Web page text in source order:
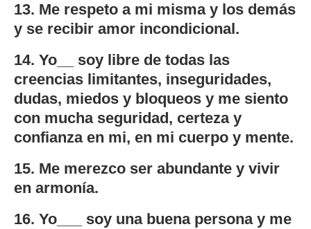
13. Me respeto a mi misma y los demás
y se recibir amor incondicional.
14. Yo__ soy libre de todas las
creencias limitantes, inseguridades,
dudas, miedos y bloqueos y me siento
con mucha seguridad, certeza y
confianza en mi, en mi cuerpo y mente.
15. Me merezco ser abundante y vivir
en armonía.
16. Yo___ soy una buena persona y me